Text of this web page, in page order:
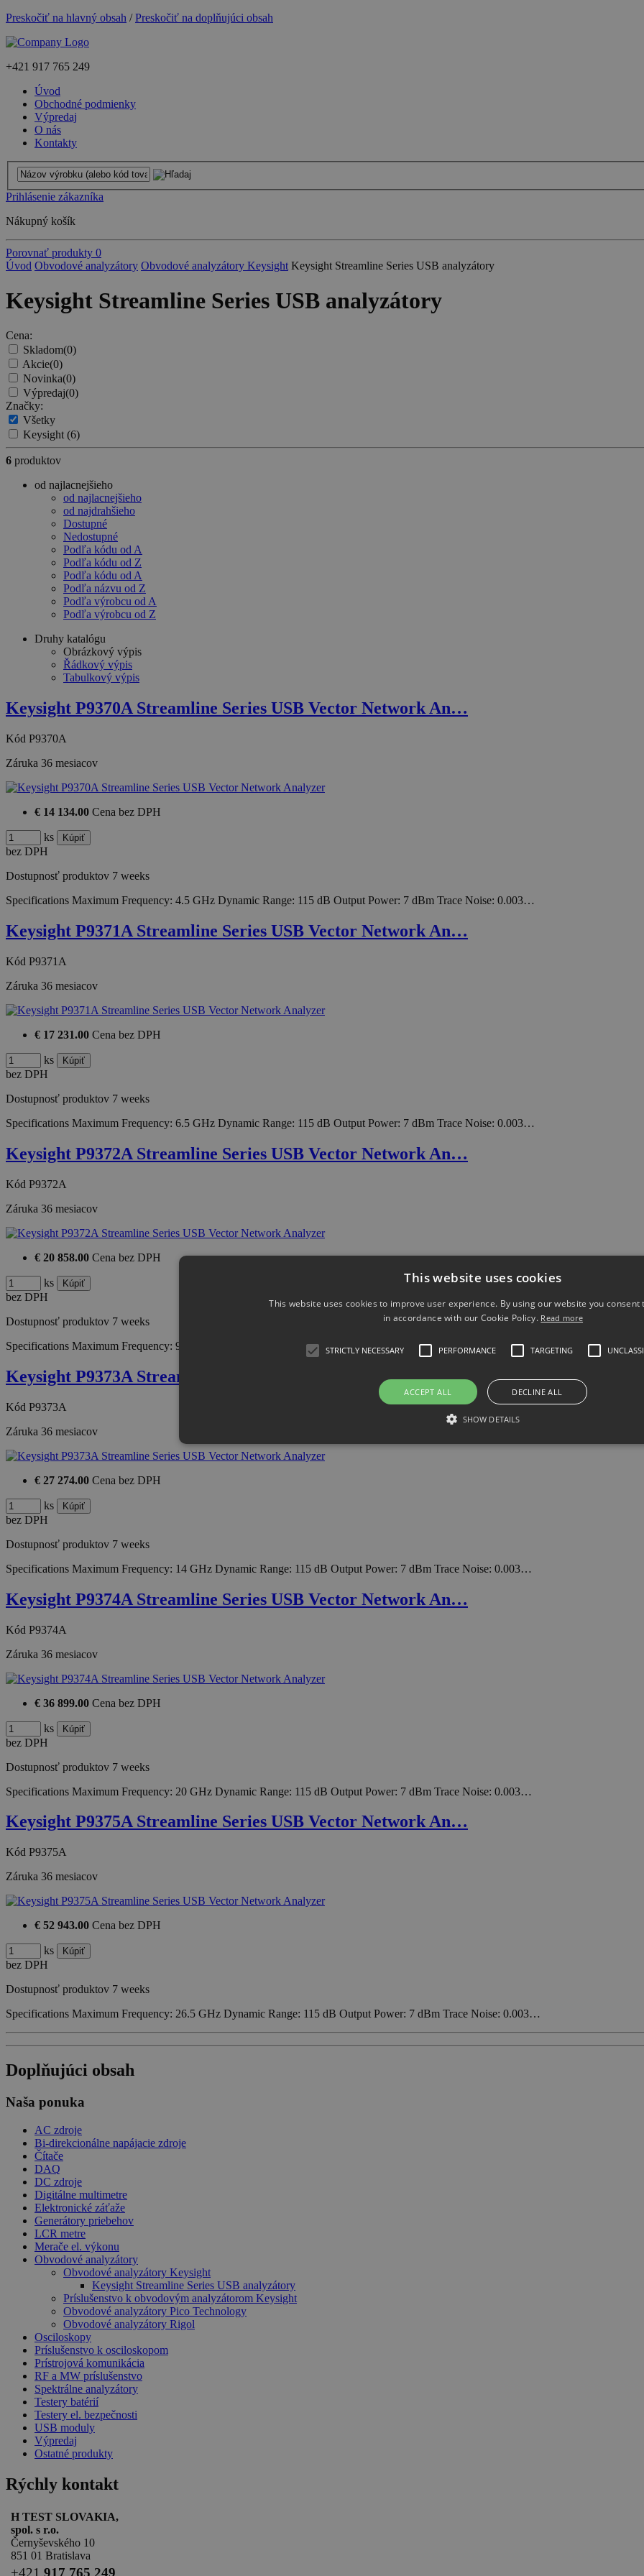
Preskočiť na hlavný obsah /Preskočiť na doplňujúci obsah
+421 917 765 249
Úvod
Obchodné podmienky
Výpredaj
O nás
Kontakty
Prihlásenie zákazníka
Nákupný košík
Porovnať produkty 0
Úvod Obvodové analyzátory Obvodové analyzátory Keysight Keysight Streamline Series USB analyzátory
Keysight Streamline Series USB analyzátory
Cena:
Skladom(0)
Akcie(0)
Novinka(0)
Výpredaj(0)
Značky:
Všetky
Keysight(6)
6 produktov
od najlacnejšieho
od najlacnejšieho
od najdrahšieho
Dostupné
Nedostupné
Podľa kódu od A
Podľa kódu od Z
Podľa kódu od A
Podľa názvu od Z
Podľa výrobcu od A
Podľa výrobcu od Z
Druhy katalógu
Obrázkový výpis
Řádkový výpis
Tabulkový výpis
Keysight P9370A Streamline Series USB Vector Network An…
Kód P9370A
Záruka 36 mesiacov
€ 14 134.00 Cena bez DPH
ks
bez DPH
Dostupnosť produktov 7 weeks
Specifications Maximum Frequency: 4.5 GHz Dynamic Range: 115 dB Output Power: 7 dBm Trace Noise: 0.003…
Keysight P9371A Streamline Series USB Vector Network An…
Kód P9371A
Záruka 36 mesiacov
€ 17 231.00 Cena bez DPH
ks
bez DPH
Dostupnosť produktov 7 weeks
Specifications Maximum Frequency: 6.5 GHz Dynamic Range: 115 dB Output Power: 7 dBm Trace Noise: 0.003…
Keysight P9372A Streamline Series USB Vector Network An…
Kód P9372A
Záruka 36 mesiacov
€ 20 858.00 Cena bez DPH
ks
bez DPH
Dostupnosť produktov 7 weeks
Specifications Maximum Frequency: 9 GHz Dynamic Range: 115 dB Output Power: 7 dBm Trace Noise: 0.003…
Keysight P9373A Streamline Series USB Vector Network An…
Kód P9373A
Záruka 36 mesiacov
€ 27 274.00 Cena bez DPH
ks
bez DPH
Dostupnosť produktov 7 weeks
Specifications Maximum Frequency: 14 GHz Dynamic Range: 115 dB Output Power: 7 dBm Trace Noise: 0.003…
Keysight P9374A Streamline Series USB Vector Network An…
Kód P9374A
Záruka 36 mesiacov
€ 36 899.00 Cena bez DPH
ks
bez DPH
Dostupnosť produktov 7 weeks
Specifications Maximum Frequency: 20 GHz Dynamic Range: 115 dB Output Power: 7 dBm Trace Noise: 0.003…
Keysight P9375A Streamline Series USB Vector Network An…
Kód P9375A
Záruka 36 mesiacov
€ 52 943.00 Cena bez DPH
ks
bez DPH
Dostupnosť produktov 7 weeks
Specifications Maximum Frequency: 26.5 GHz Dynamic Range: 115 dB Output Power: 7 dBm Trace Noise: 0.003…
Doplňujúci obsah
Naša ponuka
AC zdroje
Bi-direkcionálne napájacie zdroje
Čítače
DAQ
DC zdroje
Digitálne multimetre
Elektronické záťaže
Generátory priebehov
LCR metre
Merače el. výkonu
Obvodové analyzátory
Obvodové analyzátory Keysight
Keysight Streamline Series USB analyzátory
Príslušenstvo k obvodovým analyzátorom Keysight
Obvodové analyzátory Pico Technology
Obvodové analyzátory Rigol
Osciloskopy
Príslušenstvo k osciloskopom
Prístrojová komunikácia
RF a MW príslušenstvo
Spektrálne analyzátory
Testery batérií
Testery el. bezpečnosti
USB moduly
Výpredaj
Ostatné produkty
Rýchly kontakt
H TEST SLOVAKIA,
spol. s r.o.
Černyševského 10
851 01 Bratislava
+421 917 765 249
This website uses cookies
This website uses cookies to improve user experience. By using our website you consent
in accordance with our Cookie Policy. Read more
STRICTLY NECESSARY PERFORMANCE TARGETING
ACCEPT ALL DECLINE ALL
SHOW DETAILS